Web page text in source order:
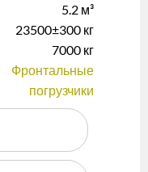
5.2 м³
23500±300 кг
7000 кг
Фронтальные
погрузчики